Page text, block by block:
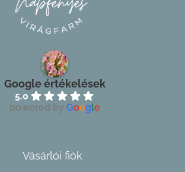
Google értékelések
5.0
powered by Google
Vásárlói fiók